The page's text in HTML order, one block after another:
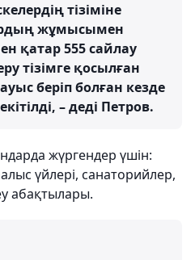
тізіміне
жұмысымен
қатар 555 сайлау
тізімге қосылған
беріп болған кезде
– деді Петров.
жүргендер үшін:
үйлері, санаторийлер,
абақтылары.